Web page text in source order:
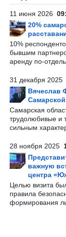
11 июня 2026
20%
10%
бывшим
аренду по-
31 декабря 2025
Вячеслав
Самарская
трудолюбивые и
сильным
28 ноября 2025
важную
центра
Целью визита
правила
формирования